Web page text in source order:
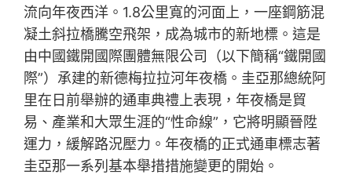
流向年夜西洋。1.8公里寬的河面上，一座鋼筋混
凝土斜拉橋騰空飛架，成為城市的新地標。這是
由中國鐵開國際團體無限公司（以下簡稱“鐵開國
際”）承建的新德梅拉拉河年夜橋。圭亞那總統阿
里在日前舉辦的通車典禮上表現，年夜橋是貿
易、產業和大眾生涯的“性命線”，它將明顯晉陞
運力，緩解路況壓力。年夜橋的正式通車標志著
圭亞那一系列基本舉措措施變更的開始。